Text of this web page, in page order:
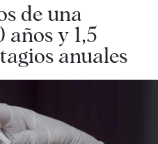
de una
y 1,5
anuales